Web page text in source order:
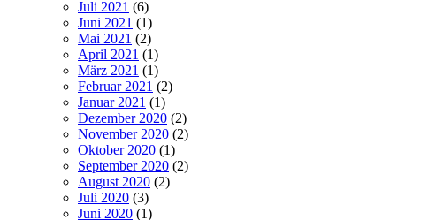
Juli 2021 (6)
Juni 2021 (1)
Mai 2021 (2)
April 2021 (1)
März 2021 (1)
Februar 2021 (2)
Januar 2021 (1)
Dezember 2020 (2)
November 2020 (2)
Oktober 2020 (1)
September 2020 (2)
August 2020 (2)
Juli 2020 (3)
Juni 2020 (1)